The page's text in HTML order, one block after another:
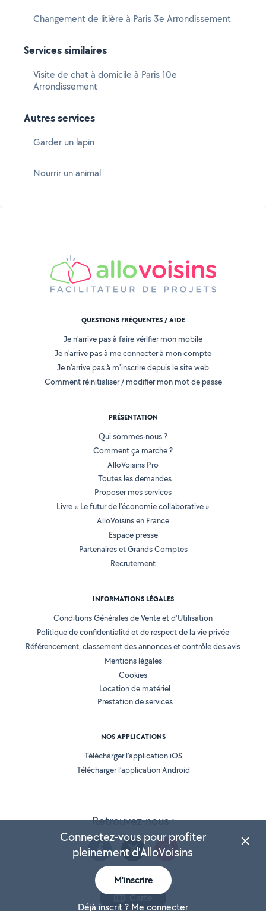
Changement de litière à Paris 3e Arrondissement
Services similaires
Visite de chat à domicile à Paris 10e
Arrondissement
Autres services
Garder un lapin
Nourrir un animal
Carte
Retrouvez-nous :
QUESTIONS FRÉQUENTES / AIDE
Je n'arrive pas à faire vérifier mon mobile
Je n'arrive pas à me connecter à mon compte
Je n'arrive pas à m'inscrire depuis le site web
Comment réinitialiser / modifier mon mot de passe
PRÉSENTATION
Qui sommes-nous ?
Comment ça marche ?
AlloVoisins Pro
Toutes les demandes
Proposer mes services
Livre « Le futur de l'économie collaborative »
AlloVoisins en France
Espace presse
Partenaires et Grands Comptes
Recrutement
INFORMATIONS LÉGALES
Conditions Générales de Vente et d'Utilisation
Politique de confidentialité et de respect de la vie privée
Référencement, classement des annonces et contrôle des avis
Mentions légales
Cookies
Location de matériel
Prestation de services
NOS APPLICATIONS
Télécharger l’application iOS
Télécharger l’application Android
Connectez-vous pour profiter
pleinement d'AlloVoisins
M'inscrire
Déjà inscrit ? Me connecter